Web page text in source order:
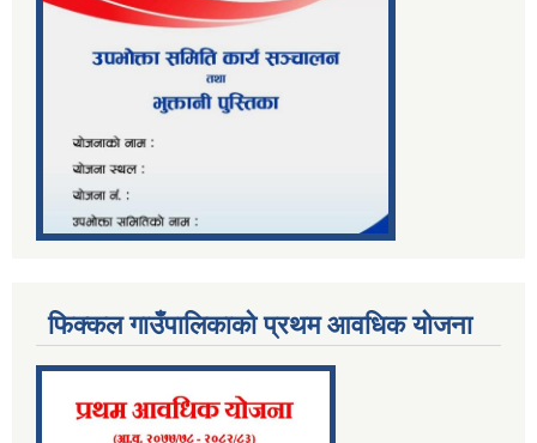
फिक्कल गाउँपालिकाको प्रथम आवधिक योजना